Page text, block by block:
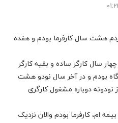
هشت سال کارفرما بودم و هفده
سال کارگر ساده و بقیه کارگر
بودم و در آخر سال نودو هشت
نودونه دوباره مشغول کارگری
ام، کارفرما بودم والان نزدیک